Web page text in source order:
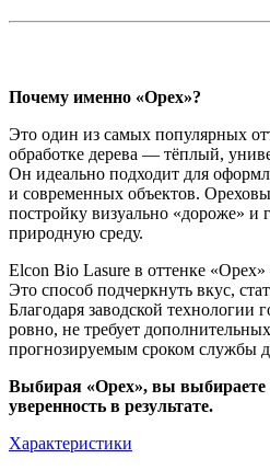
Почему именно «Орех»?
Это один из самых популярных
обработке дерева — тёплый,
Он идеально подходит для
и современных объектов.
постройку визуально «дороже» и
природную среду.
Elcon Bio Lasure в оттенке
Это способ подчеркнуть вкус,
Благодаря заводской технологии
ровно, не требует
прогнозируемым сроком службы
Выбирая «Орех», вы выбираете
уверенность в результате.
Характеристики